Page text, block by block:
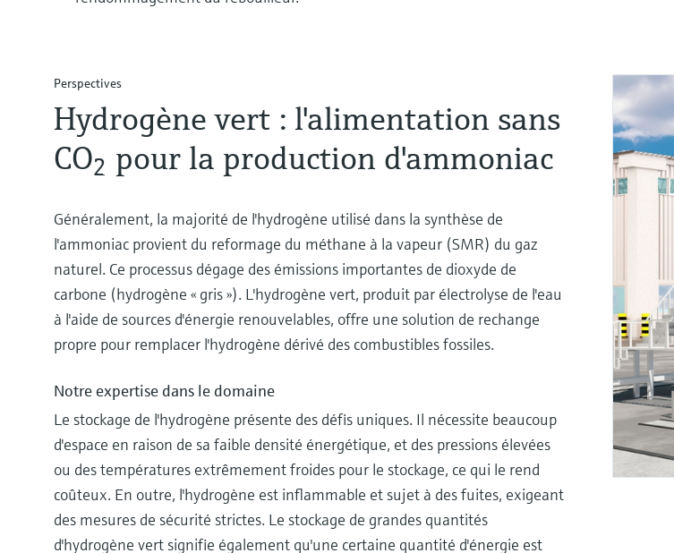
Perspectives
Hydrogène vert : l'alimentation sans
CO2 pour la production d'ammoniac
Généralement, la majorité de l'hydrogène utilisé dans la synthèse de
l'ammoniac provient du reformage du méthane à la vapeur (SMR) du gaz
naturel. Ce processus dégage des émissions importantes de dioxyde de
carbone (hydrogène « gris »). L'hydrogène vert, produit par électrolyse de l'eau
à l'aide de sources d'énergie renouvelables, offre une solution de rechange
propre pour remplacer l'hydrogène dérivé des combustibles fossiles.
Notre expertise dans le domaine
Le stockage de l'hydrogène présente des défis uniques. Il nécessite beaucoup
d'espace en raison de sa faible densité énergétique, et des pressions élevées
ou des températures extrêmement froides pour le stockage, ce qui le rend
coûteux. En outre, l'hydrogène est inflammable et sujet à des fuites, exigeant
des mesures de sécurité strictes. Le stockage de grandes quantités
d'hydrogène vert signifie également qu'une certaine quantité d'énergie est